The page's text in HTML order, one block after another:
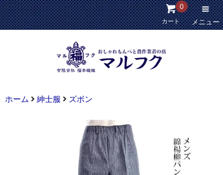
カート
0
メニュー
ホーム 紳士服 ズボン